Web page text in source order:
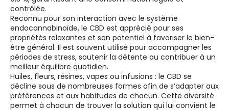
contrôlée.
Reconnu pour son interaction avec le système
endocannabinoïde, le CBD est apprécié pour ses
propriétés relaxantes et son potentiel à favoriser le bien-
être général. Il est souvent utilisé pour accompagner les
périodes de stress, soutenir la détente ou contribuer à un
meilleur équilibre quotidien.
Huiles, fleurs, résines, vapes ou infusions : le CBD se
décline sous de nombreuses formes afin de s’adapter aux
préférences et aux habitudes de chacun. Cette diversité
permet à chacun de trouver la solution qui lui convient le